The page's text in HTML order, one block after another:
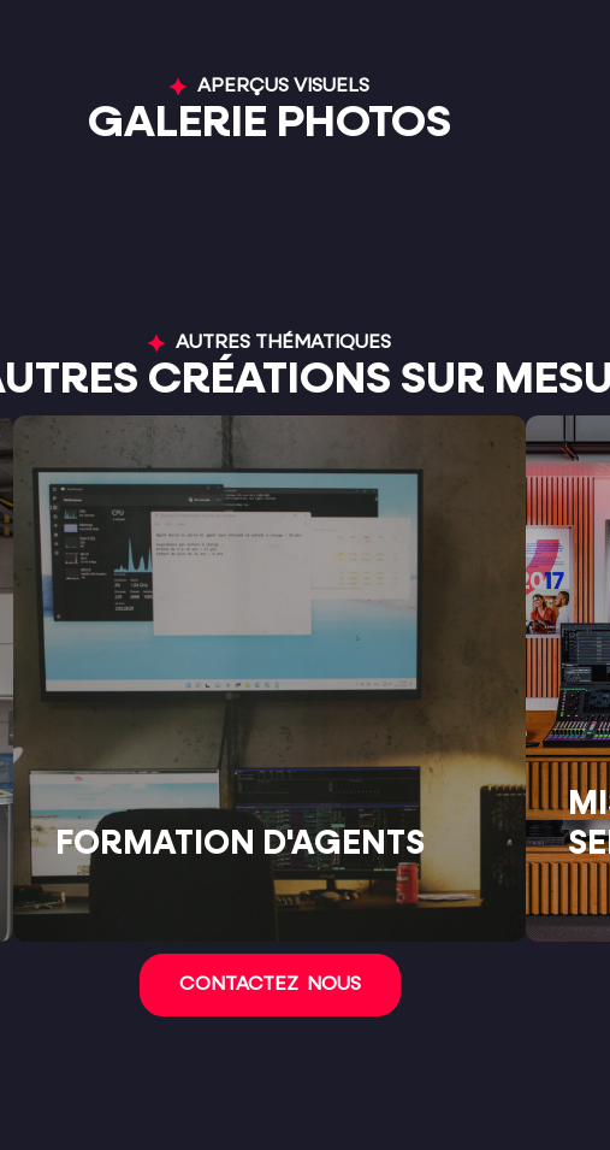
APERÇUS VISUELS
GALERIE PHOTOS
AUTRES THÉMATIQUES
CRÉATIONS SUR
FORMATION D'AGENTS
CONTACTEZ NOUS